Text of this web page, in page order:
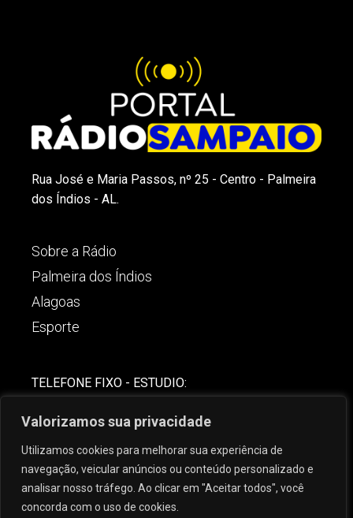
Valorizamos sua privacidade
Utilizamos cookies para melhorar sua experiência de
navegação, veicular anúncios ou conteúdo personalizado e
analisar nosso tráfego. Ao clicar em "Aceitar todos", você
concorda com o uso de cookies.
Rua José e Maria Passos, nº 25 - Centro - Palmeira
dos Índios - AL.
Sobre a Rádio
Palmeira dos Índios
Alagoas
Esporte
TELEFONE FIXO - ESTUDIO:
(82) 99621-8806